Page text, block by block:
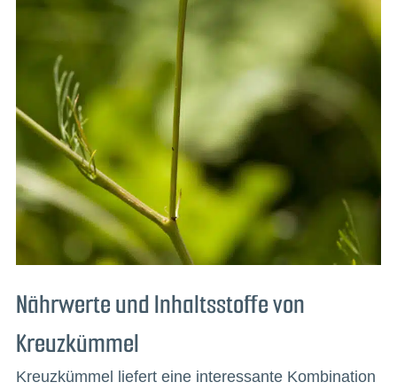
Nährwerte und Inhaltsstoffe von
Kreuzkümmel
Kreuzkümmel liefert eine interessante Kombination